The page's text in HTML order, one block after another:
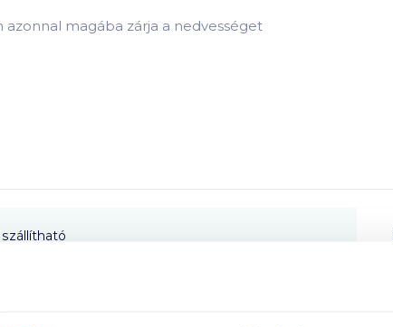
magába zárja a nedvességet
szállítható!